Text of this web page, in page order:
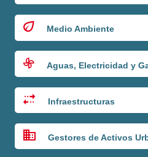
Medio Ambiente
Aguas, Electricidad y
Infraestructuras
Gestores de Activos